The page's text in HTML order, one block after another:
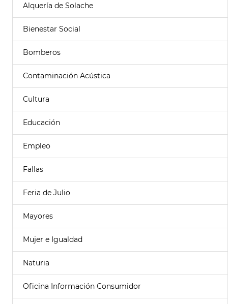
Alquería de Solache
Bienestar Social
Bomberos
Contaminación Acústica
Cultura
Educación
Empleo
Fallas
Feria de Julio
Mayores
Mujer e Igualdad
Naturia
Oficina Información Consumidor